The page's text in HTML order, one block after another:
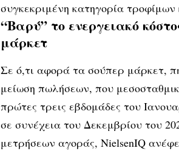
συγκεκριμένη κατηγορία
“Βαρύ” το ενεργειακό
μάρκετ
Σε ό,τι αφορά τα σούπερ μάρκετ,
μείωση πωλήσεων, που
πρώτες τρεις εβδομάδες του
σε συνέχεια του Δεκεμβρίου του
μετρήσεων αγοράς, NielsenIQ